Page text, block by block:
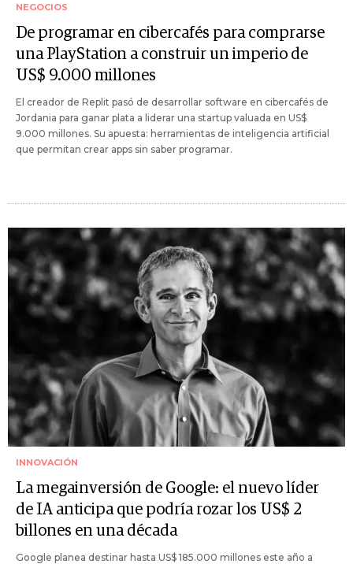
NEGOCIOS
De programar en cibercafés para comprarse
una PlayStation a construir un imperio de
US$ 9.000 millones
El creador de Replit pasó de desarrollar software en cibercafés de
Jordania para ganar plata a liderar una startup valuada en US$
9.000 millones. Su apuesta: herramientas de inteligencia artificial
que permitan crear apps sin saber programar.
INNOVACIÓN
La megainversión de Google: el nuevo líder
de IA anticipa que podría rozar los US$ 2
billones en una década
Google planea destinar hasta US$ 185.000 millones este año a